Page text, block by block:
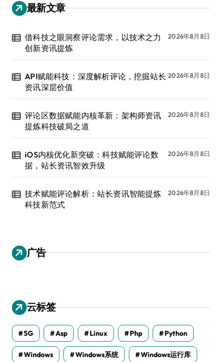
最新文章
借科技之眼洞察评论需求，以技术之力
创新资讯提炼
2026年8月8日
API赋能科技：深度解析评论，挖掘站长
资讯深层价值
2026年8月8日
评论区数据赋能内核革新：架构师资讯
提炼科技破局之道
2026年8月8日
iOS内核优化新突破：科技赋能评论数
据，站长资讯智效升级
2026年8月8日
技术赋能评论解析：站长资讯智能提炼
科技新范式
2026年8月8日
广告
云标签
5G Asp Linux Php Python
Windows Windows系统 Windows运行库